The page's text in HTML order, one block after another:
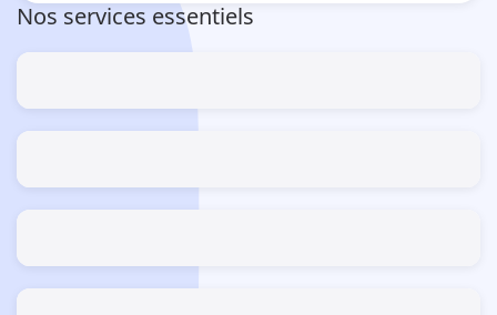
Nos services essentiels
Le guide des simulateurs
Comme demandeur d'emploi
du 28/07/2026 au 15/08/2026